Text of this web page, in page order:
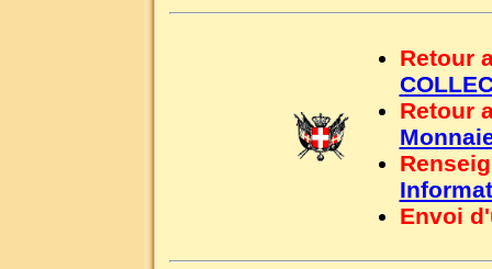
Retour
Retour
Envoi